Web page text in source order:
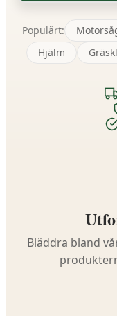
Populärt:
Hjälm
Bläddra bland